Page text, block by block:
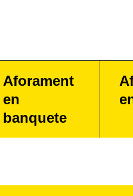
Aforament
en
banquete